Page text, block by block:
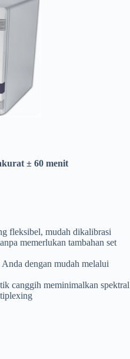
± 60 menit
fleksibel, mudah dikalibrasi
memerlukan tambahan set
dengan mudah melalui
canggih meminimalkan spektral